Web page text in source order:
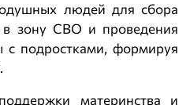
людей для сбора
зону СВО и проведения
с подростками, формируя
материнства и